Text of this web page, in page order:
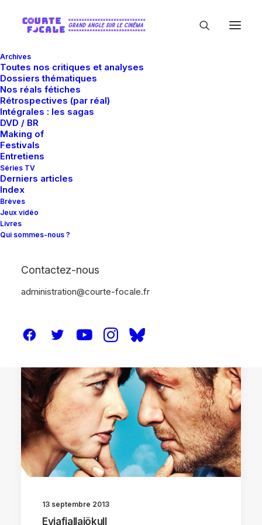
Archives
Toutes nos critiques et analyses
Dossiers thématiques
Nos réals fétiches
Rétrospectives (par réal)
Intégrales : les sagas
DVD / BR
Making of
Festivals
Entretiens
Séries TV
Derniers articles
Index
Brèves
Jeux vidéo
Livres
Qui sommes-nous ?
Contactez-nous
administration@courte-focale.fr
13 septembre 2013
Eyjafjallajökull